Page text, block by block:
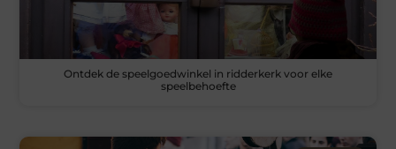
Ontdek de speelgoedwinkel in ridderkerk voor elke
speelbehoefte